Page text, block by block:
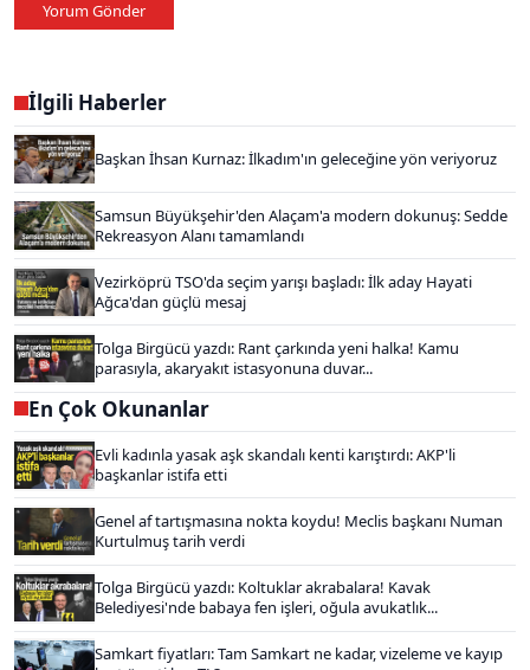
Yorum Gönder
İlgili Haberler
Başkan İhsan Kurnaz: İlkadım'ın geleceğine yön veriyoruz
Samsun Büyükşehir'den Alaçam'a modern dokunuş: Sedde
Rekreasyon Alanı tamamlandı
Vezirköprü TSO'da seçim yarışı başladı: İlk aday Hayati
Ağca'dan güçlü mesaj
Tolga Birgücü yazdı: Rant çarkında yeni halka! Kamu
parasıyla, akaryakıt istasyonuna duvar...
En Çok Okunanlar
Evli kadınla yasak aşk skandalı kenti karıştırdı: AKP'li
başkanlar istifa etti
Genel af tartışmasına nokta koydu! Meclis başkanı Numan
Kurtulmuş tarih verdi
Tolga Birgücü yazdı: Koltuklar akrabalara! Kavak
Belediyesi'nde babaya fen işleri, oğula avukatlık...
Samkart fiyatları: Tam Samkart ne kadar, vizeleme ve kayıp